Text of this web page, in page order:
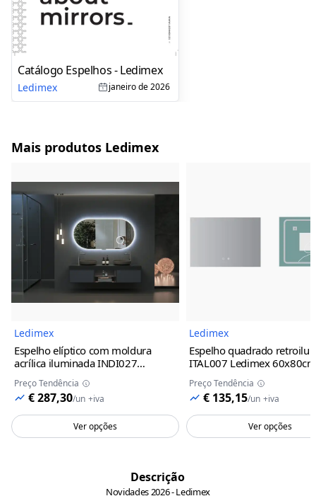
Catálogo Espelhos - Ledimex
Ledimex janeiro de 2026
Mais produtos Ledimex
Imagem do Produto
Ledimex
Espelho elíptico com moldura
acrílica iluminada INDI027
100x55cm
Preço Tendência
€ 287,30/un +iva
Ver opções
Ledimex
Espelho quadrado
ITAL007 Ledimex60x80cm
Preço Tendência
€ 135,15/un +iva
Ver opções
Descrição
Novidades 2026 - Ledimex